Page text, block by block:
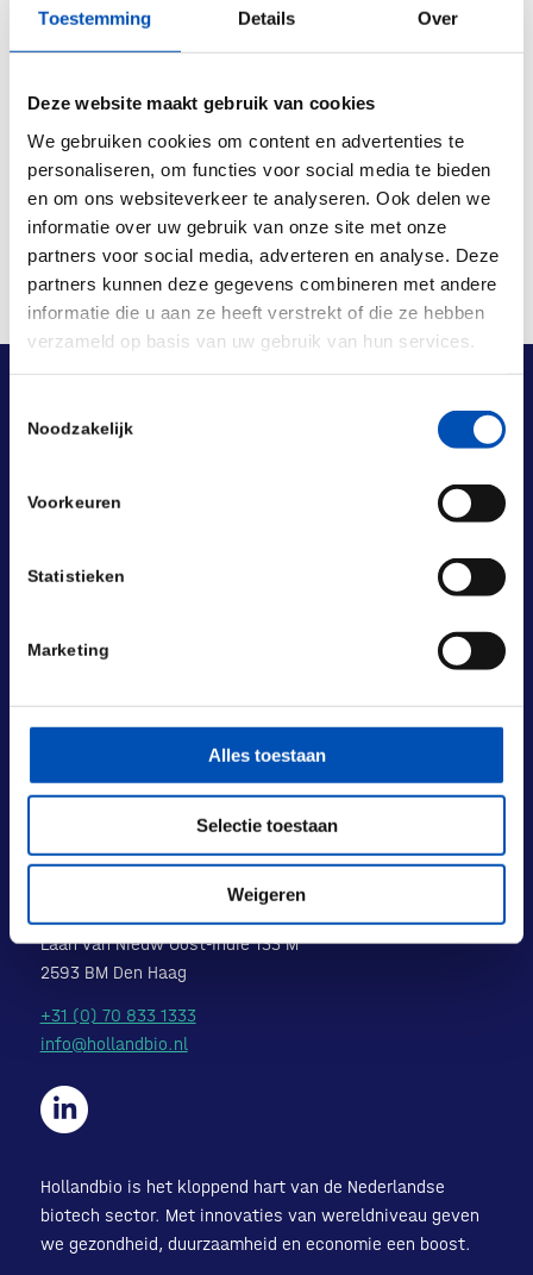
Toestemming Details Over
Deze website maakt gebruik van cookies
We gebruiken cookies om content en advertenties te
personaliseren, om functies voor social media te bieden
en om ons websiteverkeer te analyseren. Ook delen we
informatie over uw gebruik van onze site met onze
partners voor social media, adverteren en analyse. Deze
partners kunnen deze gegevens combineren met andere
informatie die u aan ze heeft verstrekt of die ze hebben
verzameld op basis van uw gebruik van hun services.
Noodzakelijk
Voorkeuren
Statistieken
Marketing
Alles toestaan
Selectie toestaan
Weigeren
2593 BM Den Haag
Laan van Nieuw Oost-Indië 133 M
2593 BM Den Haag
+31 (0) 70 833 1333
info@hollandbio.nl
Hollandbio is het kloppend hart van de Nederlandse
biotech sector. Met innovaties van wereldniveau geven
we gezondheid, duurzaamheid en economie een boost.